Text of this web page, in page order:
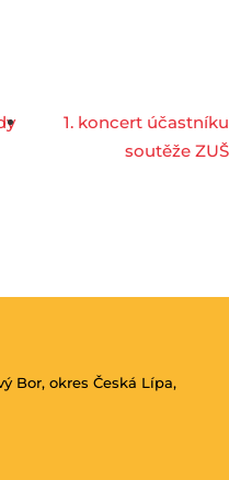
1. koncert účastníku
soutěže ZUŠ
Bor, okres Česká Lípa,